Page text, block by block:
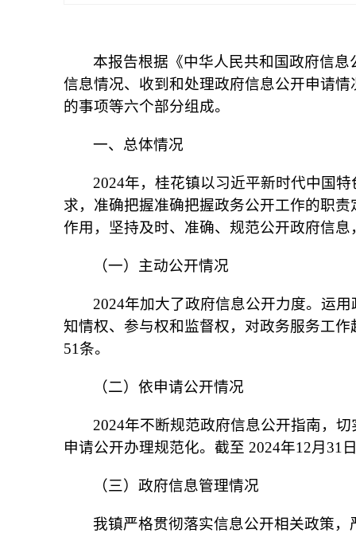
本报告根据《中华人民共和国政府信
信息情况、收到和处理政府信息公开申请
的事项等六个部分组成。
一、总体情况
2024年，桂花镇以习近平新时代中国
求，准确把握准确把握政务公开工作的职
作用，坚持及时、准确、规范公开政府信
（一）主动公开情况
2024年加大了政府信息公开力度。运
知情权、参与权和监督权，对政务服务工
51条。
（二）依申请公开情况
2024年不断规范政府信息公开指南，
申请公开办理规范化。截至 2024年12月31
（三）政府信息管理情况
我镇严格贯彻落实信息公开相关政策